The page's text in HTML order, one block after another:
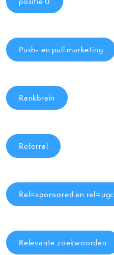
Push- en pull marketing
Rankbrain
Referral
Rel=sponsored en rel=ugc
Relevante zoekwoorden